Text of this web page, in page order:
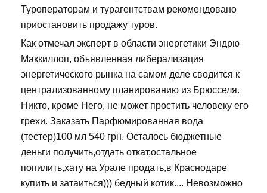
Туроператорам и турагентствам рекомендовано
приостановить продажу туров.
Как отмечал эксперт в области энергетики Эндрю
Маккиллоп, объявленная либерализация
энергетического рынка на самом деле сводится к
централизованному планированию из Брюсселя.
Никто, кроме Него, не может простить человеку его
грехи. Заказать Парфюмированная вода
(тестер)100 мл 540 грн. Осталось бюджетные
деньги получить,отдать откат,остальное
попилить,хату на Урале продать,в Краснодаре
купить и затаиться))) бедный котик.... Невозможно